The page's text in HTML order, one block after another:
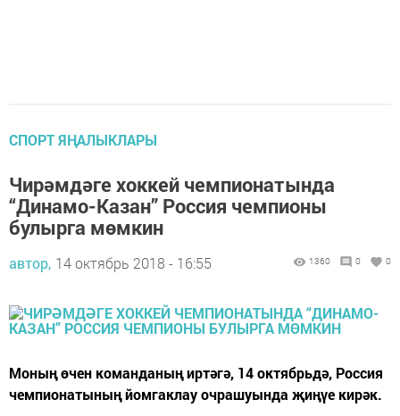
СПОРТ ЯҢАЛЫКЛАРЫ
Чирәмдәге хоккей чемпионатында
“Динамо-Казан” Россия чемпионы
булырга мөмкин
автор, 14 октябрь 2018 - 16:55 1360 0 0
Моның өчен команданың иртәгә, 14 октябрьдә, Россия
чемпионатының йомгаклау очрашуында җиңүе кирәк.